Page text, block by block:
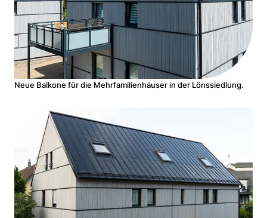
Neue Balkone für die Mehrfamilienhäuser in der Lönssiedlung.